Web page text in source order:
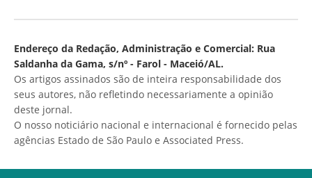
Endereço da Redação, Administração e Comercial: Rua
Saldanha da Gama, s/nº - Farol - Maceió/AL.
Os artigos assinados são de inteira responsabilidade dos
seus autores, não refletindo necessariamente a opinião
deste jornal.
O nosso noticiário nacional e internacional é fornecido pelas
agências Estado de São Paulo e Associated Press.